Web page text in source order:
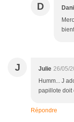
D
J Julie 26/05/
Humm... J
papillote doit
Répondre